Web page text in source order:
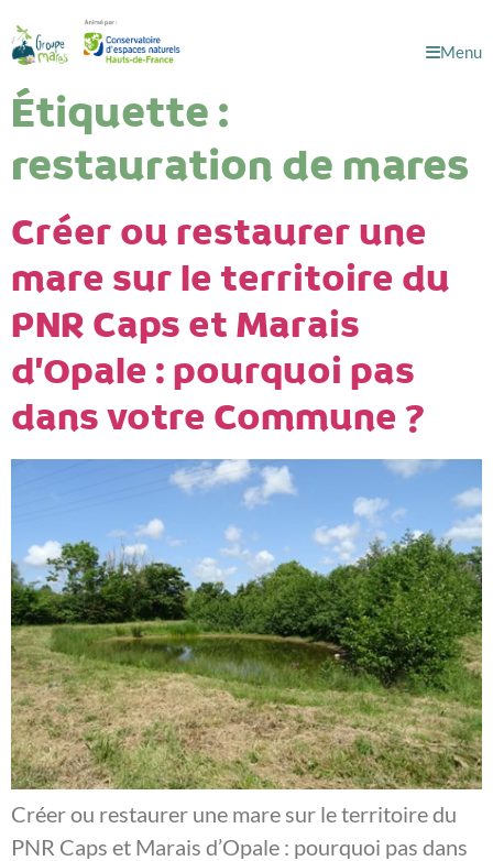
Menu
Étiquette :
restauration de mares
Créer ou restaurer une
mare sur le territoire du
PNR Caps et Marais
d’Opale : pourquoi pas
dans votre Commune ?
Créer ou restaurer une mare sur le territoire du
PNR Caps et Marais d’Opale : pourquoi pas dans